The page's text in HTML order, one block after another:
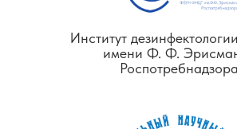
Институт
имени Ф. Ф.
Роспотребнадзора